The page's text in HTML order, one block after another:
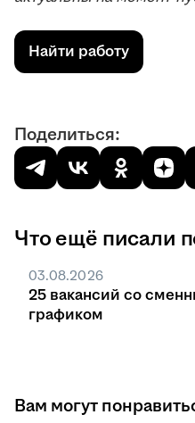
Найти работу
Поделиться:
Что ещё писали
03.08.2026
25 вакансий со
графиком
Вам могут